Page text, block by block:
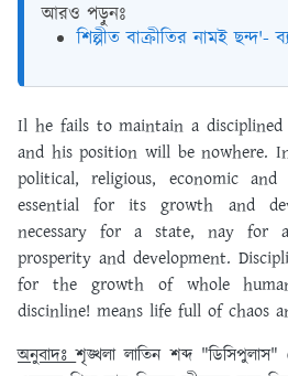
আরও পড়ুনঃ
শিল্পীত বাক্রীতির নামই ছন্দ'-
Il he fails to maintain a
and his position will be nowhere.
political, religious, economic and
essential for its growth and
necessary for a state, nay for
prosperity and development.
for the growth of whole
discinline! means life full of chaos
অনুবাদঃশৃঙ্খলা লাতিন শব্দ